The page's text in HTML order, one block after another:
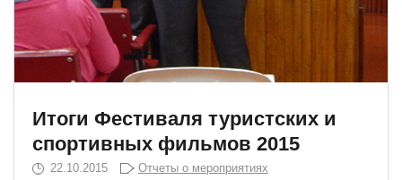
Итоги Фестиваля туристских и
спортивных фильмов 2015
22.10.2015 Отчеты о мероприятиях